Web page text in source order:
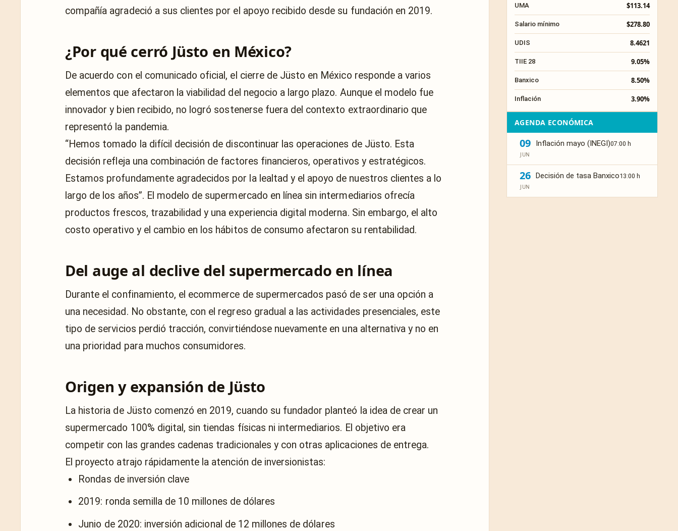
compañía agradeció a sus clientes por el apoyo recibido desde su fundación en 2019.
¿Por qué cerró Jüsto en México?
De acuerdo con el comunicado oficial, el cierre de Jüsto en México responde a varios
elementos que afectaron la viabilidad del negocio a largo plazo. Aunque el modelo fue
innovador y bien recibido, no logró sostenerse fuera del contexto extraordinario que
representó la pandemia.
“Hemos tomado la difícil decisión de discontinuar las operaciones de Jüsto. Esta
decisión refleja una combinación de factores financieros, operativos y estratégicos.
Estamos profundamente agradecidos por la lealtad y el apoyo de nuestros clientes a lo
largo de los años”. El modelo de supermercado en línea sin intermediarios ofrecía
productos frescos, trazabilidad y una experiencia digital moderna. Sin embargo, el alto
costo operativo y el cambio en los hábitos de consumo afectaron su rentabilidad.
Del auge al declive del supermercado en línea
Durante el confinamiento, el ecommerce de supermercados pasó de ser una opción a
una necesidad. No obstante, con el regreso gradual a las actividades presenciales, este
tipo de servicios perdió tracción, convirtiéndose nuevamente en una alternativa y no en
una prioridad para muchos consumidores.
Origen y expansión de Jüsto
La historia de Jüsto comenzó en 2019, cuando su fundador planteó la idea de crear un
supermercado 100% digital, sin tiendas físicas ni intermediarios. El objetivo era
competir con las grandes cadenas tradicionales y con otras aplicaciones de entrega.
El proyecto atrajo rápidamente la atención de inversionistas:
Rondas de inversión clave
2019: ronda semilla de 10 millones de dólares
Junio de 2020: inversión adicional de 12 millones de dólares
UMA $113.14
Salario mínimo $278.80
UDIS 8.4621
TIIE 28 9.05%
Banxico 8.50%
Inflación 3.90%
AGENDA ECONÓMICA
09
JUN
Inflación mayo (INEGI)07:00 h
26
JUN
Decisión de tasa Banxico13:00 h